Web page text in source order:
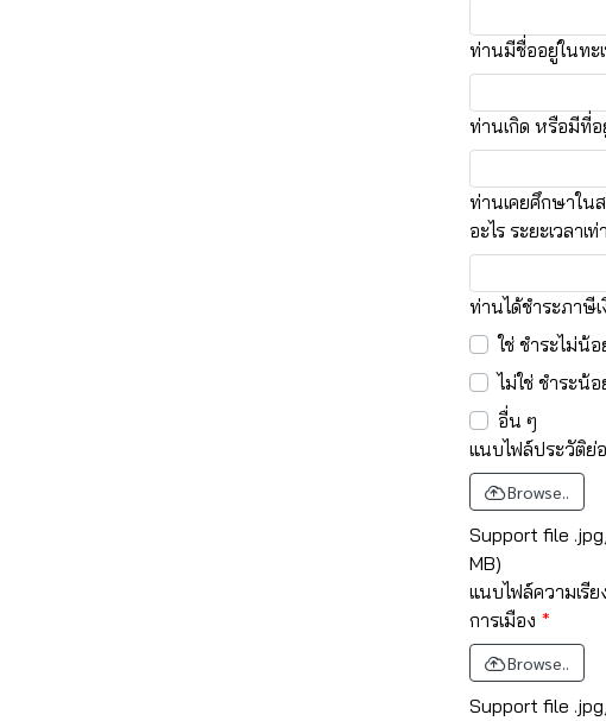
ท่านมีชื่ออยู่ในทะ
ท่านเกิด หรือมีที่อ
ท่านเคยศึกษาใน
อะไร ระยะเวลาเ
ท่านได้ชำระภาษี
ใช่ ชำระไม่น้
ไม่ใช่ ชำระน้
อื่น ๆ
แนบไฟล์ประวัติย่
Browse..
Support file
MB)
แนบไฟล์ความเรี
การเมือง
Browse..
Support file